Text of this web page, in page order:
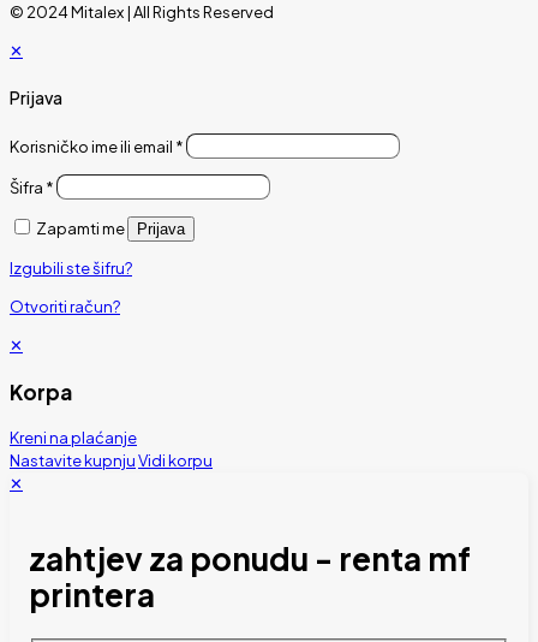
© 2024 Mitalex | All Rights Reserved
✕
Prijava
Korisničko ime ili email *
Šifra *
Zapamti me Prijava
Izgubili ste šifru?
Otvoriti račun?
✕
Korpa
Kreni na plaćanje
Nastavite kupnjuVidi korpu
✕
zahtjev za ponudu - renta mf
printera